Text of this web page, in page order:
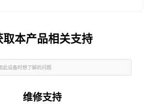
取本产品相关支持
维修支持